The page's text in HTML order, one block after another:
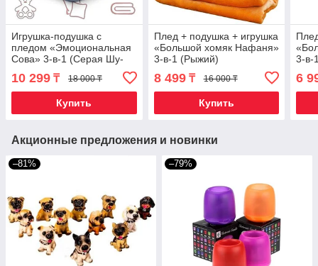
Игрушка-подушка с
пледом «Эмоциональная
Сова» 3-в-1 (Серая Шу-
10 299 ₸ 18 000 ₸
Купить
Плед + подушка + игрушка
«Большой хомяк Нафаня»
3-в-1 (Рыжий)
8 499₸ 16 000 ₸
Купить
3-в-
6
Акционные предложения и новинки
–81% –79%